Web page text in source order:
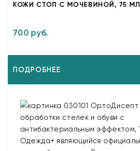
КОЖИ СТОП С МОЧЕВИНОЙ, 75 МЛ
700 руб.
ПОДРОБНЕЕ